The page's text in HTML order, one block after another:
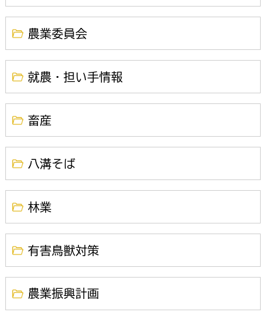
農業委員会
就農・担い手情報
畜産
八溝そば
林業
有害鳥獣対策
農業振興計画